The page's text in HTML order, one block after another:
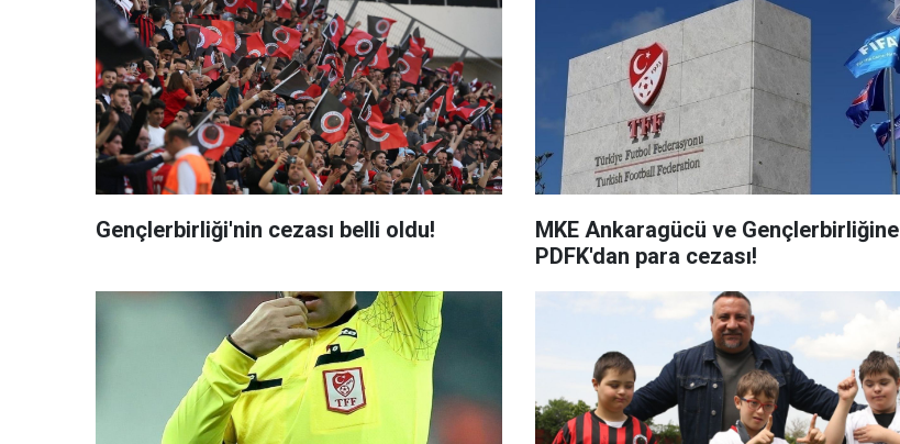
Gençlerbirliği'nin cezası belli oldu!
MKE Ankaragücü ve Gençlerbirliğine
PDFK'dan para cezası!